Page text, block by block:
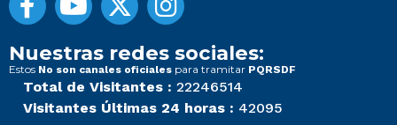
Nuestras redes sociales:
Estos No son canales oficiales para tramitar PQRSDF
Total de Visitantes : 22246514
Visitantes Últimas 24 horas : 42095